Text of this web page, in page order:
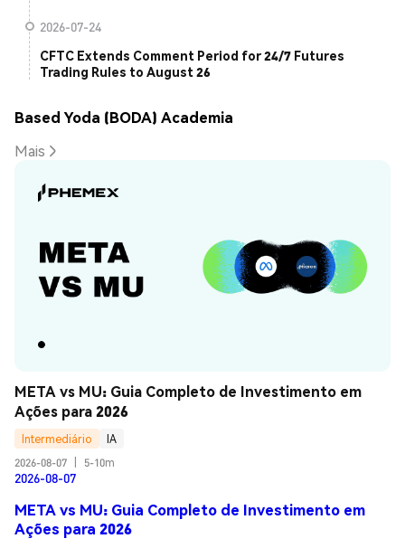
2026-07-24
CFTC Extends Comment Period for 24/7 Futures
Trading Rules to August 26
Based Yoda (BODA) Academia
Mais
META vs MU: Guia Completo de Investimento em
Ações para 2026
Intermediário
IA
2026-08-07
5-10m
2026-08-07
META vs MU: Guia Completo de Investimento em
Ações para 2026